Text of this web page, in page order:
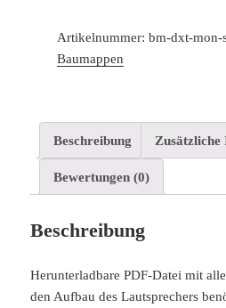
Stand
Menge
Artikelnummer: bm-dxt-mon-
Baumappen
Beschreibung
Bewertungen (0)
Beschreibung
Herunterladbare PDF-Datei mit
den Aufbau des Lautsprechers